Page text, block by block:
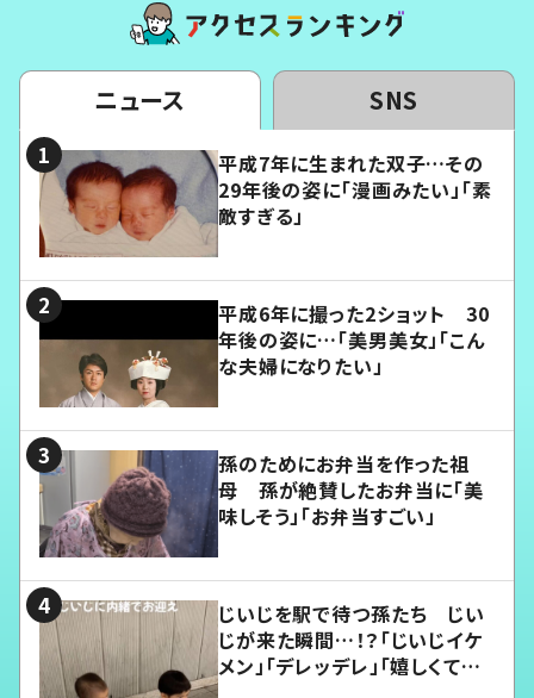
ニュース SNS
平成7年に生まれた双子…その
29年後の姿に「漫画みたい」「素
敵すぎる」
平成6年に撮った2ショット 30
年後の姿に…「美男美女」「こん
な夫婦になりたい」
孫のためにお弁当を作った祖
母 孫が絶賛したお弁当に「美
味しそう」「お弁当すごい」
じいじを駅で待つ孫たち じい
じが来た瞬間…！？「じいじイケ
メン」「デレッデレ」「嬉しくて可